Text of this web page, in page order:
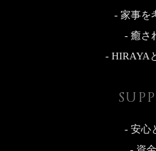
- 家事を
- 癒さ
- HIRAYA
- 安心